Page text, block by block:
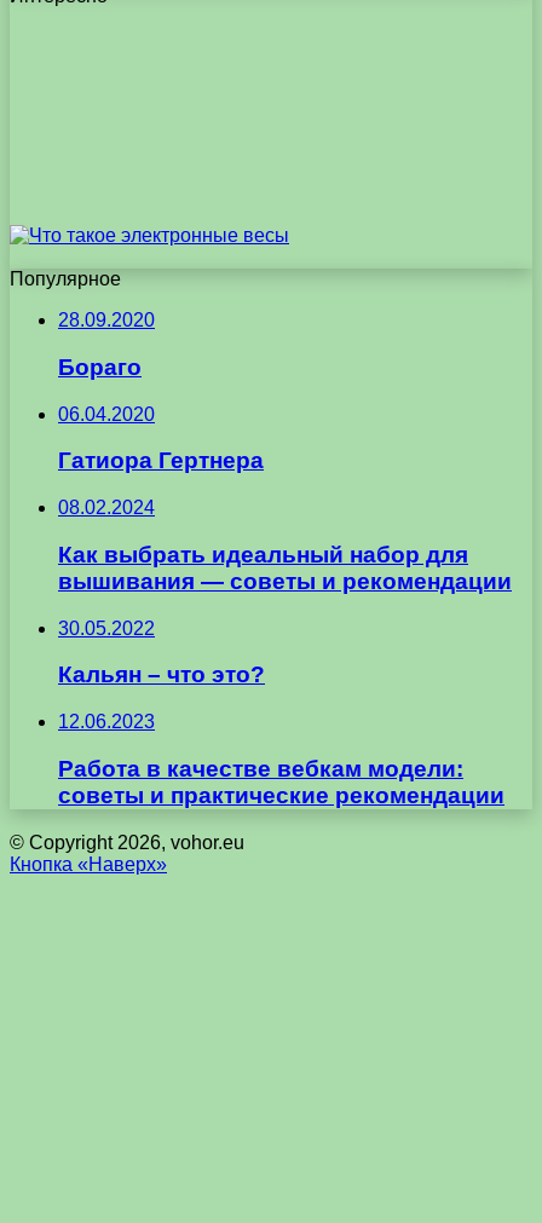
Популярное
28.09.2020
Бораго
06.04.2020
Гатиора Гертнера
08.02.2024
Как выбрать идеальный набор для
вышивания — советы и рекомендации
30.05.2022
Кальян – что это?
12.06.2023
Работа в качестве вебкам модели:
советы и практические рекомендации
© Copyright 2026, vohor.eu
Кнопка «Наверх»